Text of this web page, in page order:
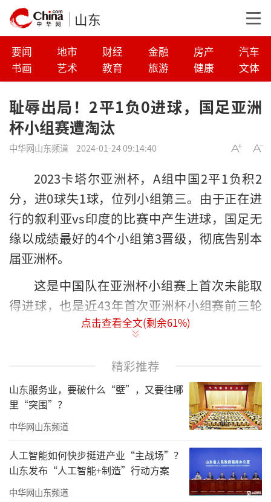
山东
要闻 地市 财经 金融 房产
汽车
书画
艺术 教育 旅游 健康 文体
耻辱出局！2平1负0进球，国足亚洲
杯小组赛遭淘汰
中华网山东频道 2024-01-24 09:14:40
2023卡塔尔亚洲杯，A组中国2平1负积2
分，进0球失1球，位列小组第三。由于正在进
行的叙利亚vs印度的比赛中产生进球，国足无
缘以成绩最好的4个小组第3晋级，彻底告别本
届亚洲杯。
这是中国队在亚洲杯小组赛上首次未能取
得进球，也是近43年首次亚洲杯小组赛前三轮
组出局(1980年、2007年、2011年)，但从未排
名小组垫底，也从未整届赛事0进球。本届是国
足整届赛事0进球。
点击查看全文(剩余61%)
精彩推荐
山东服务业，要破什么“壁”，又要往哪
里“突围”？
中华网山东频道
人工智能如何快步挺进产业“主战场”？
山东发布“人工智能+制造”行动方案
中华网山东频道